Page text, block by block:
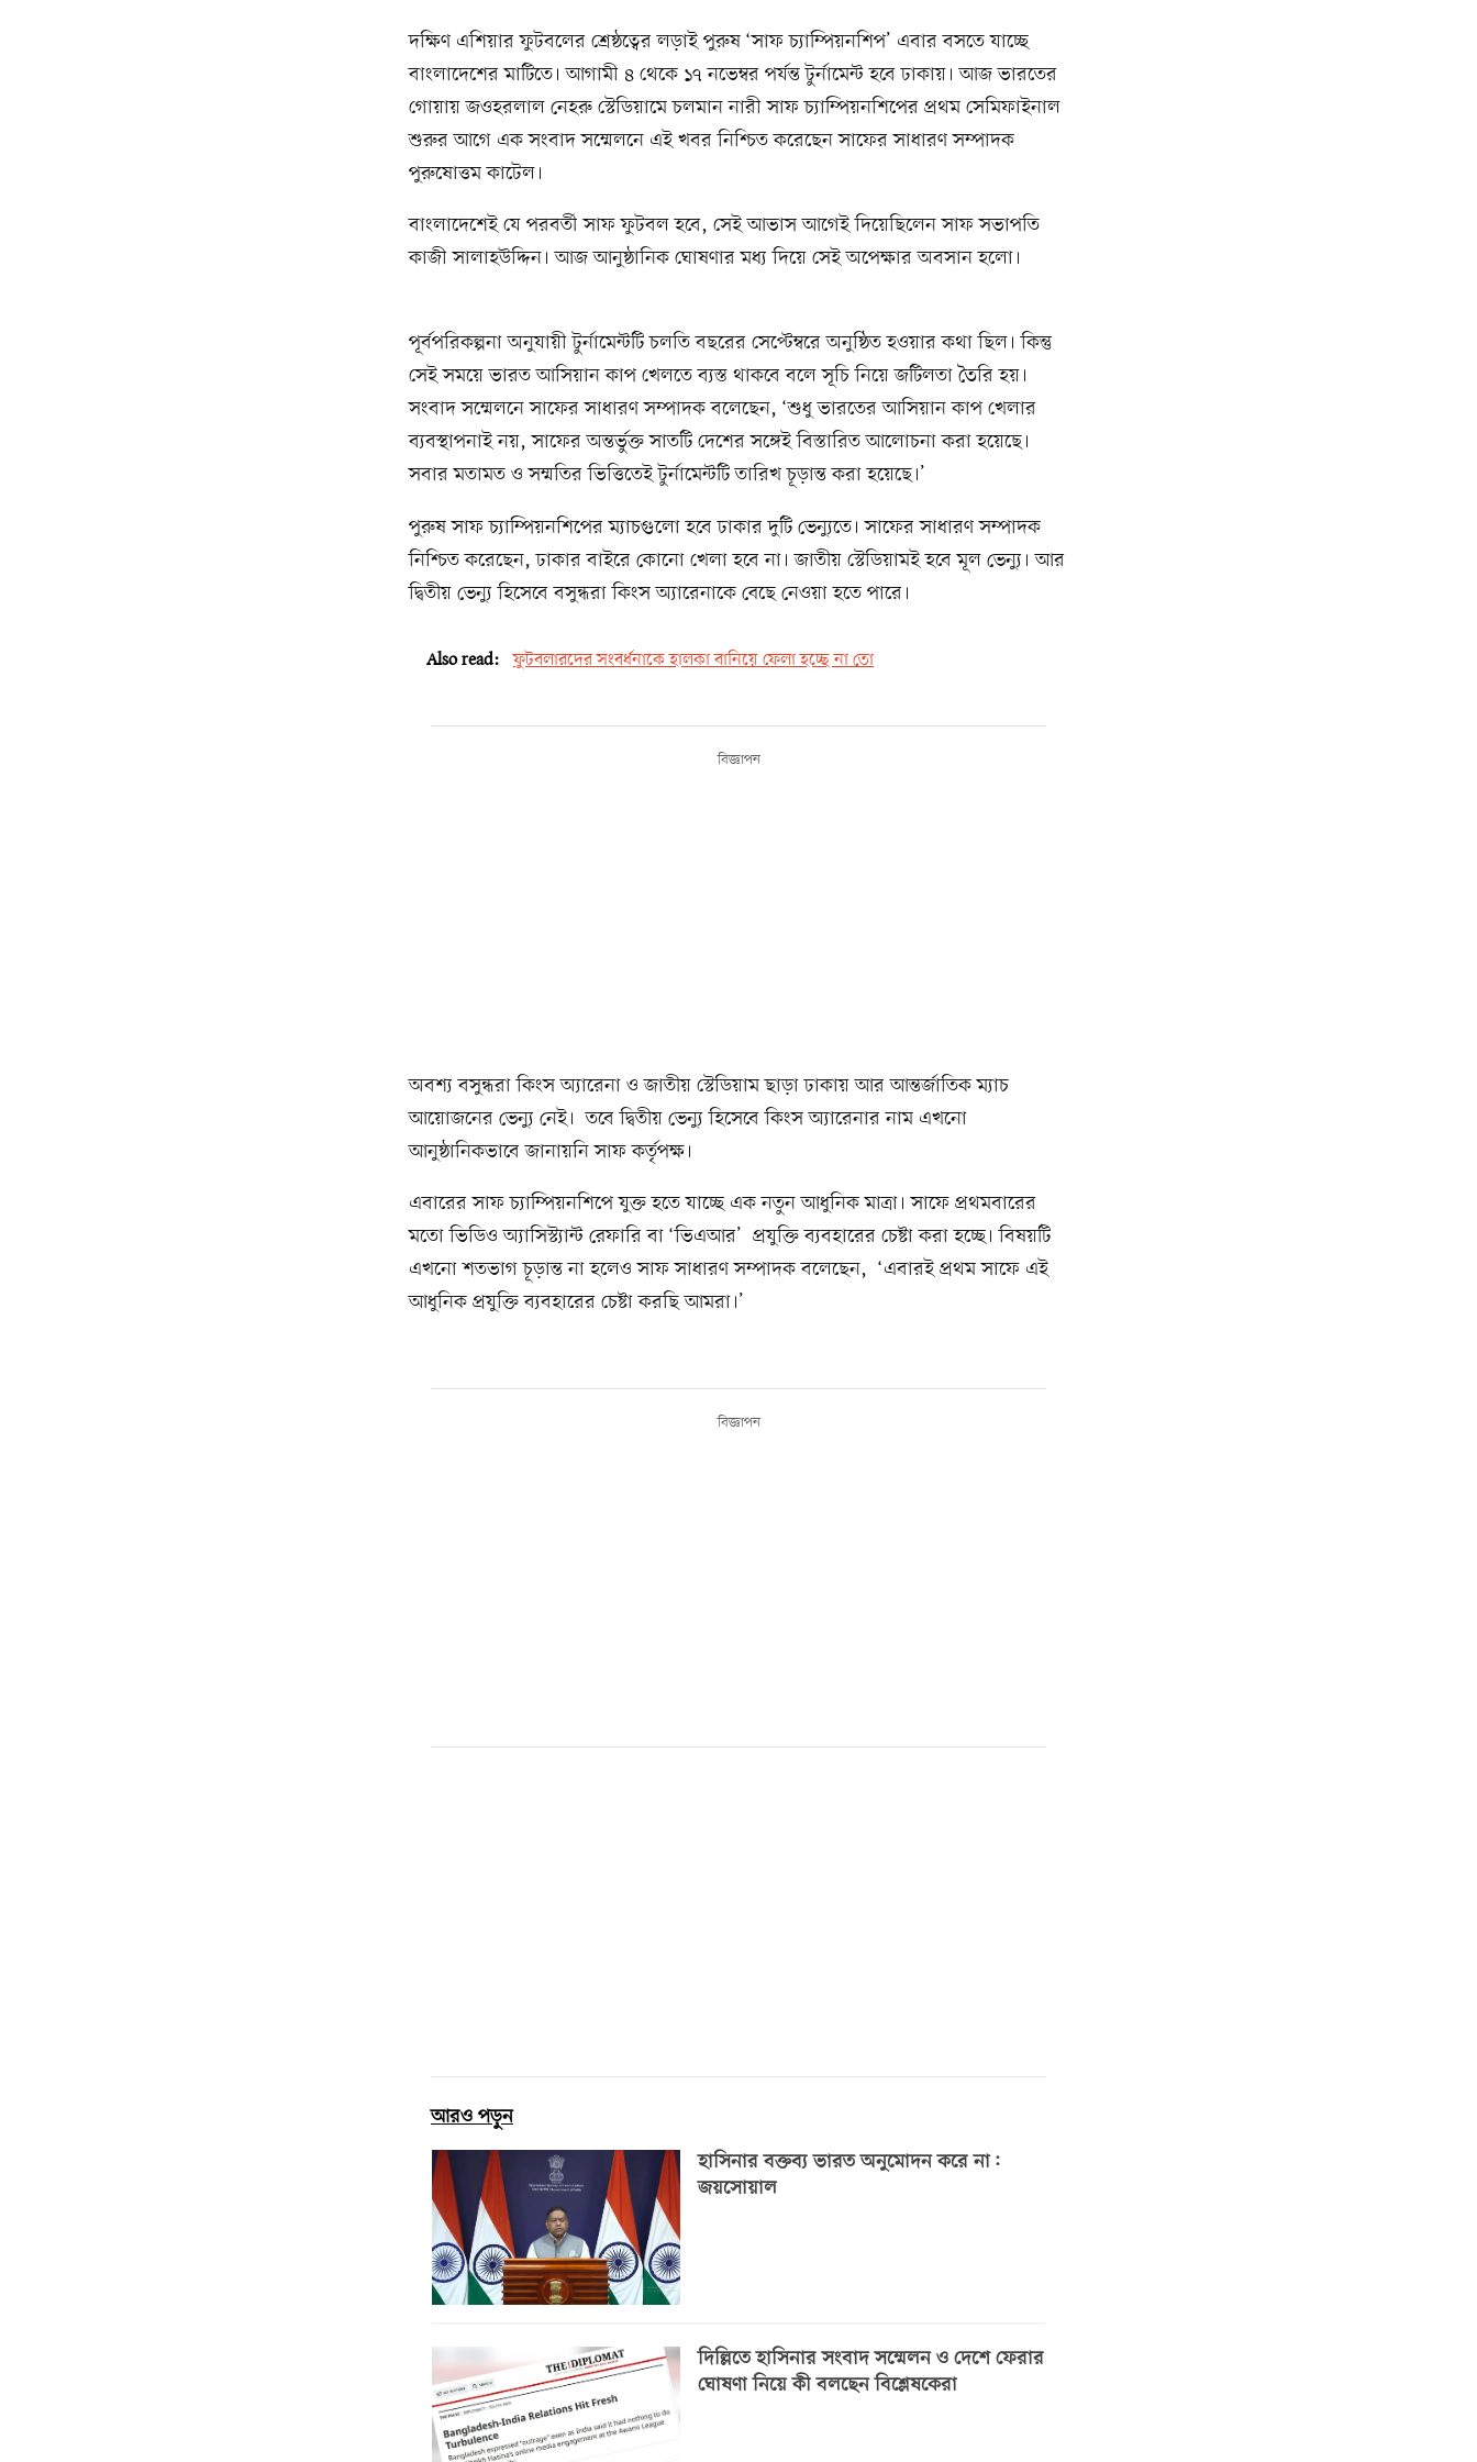
দক্ষিণ এশিয়ার ফুটবলের শ্রেষ্ঠত্বের লড়াই পুরুষ ‘সাফ চ্যাম্পিয়নশিপ’ এবার বসতে যাচ্ছে
বাংলাদেশের মাটিতে। আগামী ৪ থেকে ১৭ নভেম্বর পর্যন্ত টুর্নামেন্ট হবে ঢাকায়। আজ ভারতের
গোয়ায় জওহরলাল নেহরু স্টেডিয়ামে চলমান নারী সাফ চ্যাম্পিয়নশিপের প্রথম সেমিফাইনাল
শুরুর আগে এক সংবাদ সম্মেলনে এই খবর নিশ্চিত করেছেন সাফের সাধারণ সম্পাদক
পুরুষোত্তম কাটেল।
বাংলাদেশেই যে পরবর্তী সাফ ফুটবল হবে, সেই আভাস আগেই দিয়েছিলেন সাফ সভাপতি
কাজী সালাহউদ্দিন। আজ আনুষ্ঠানিক ঘোষণার মধ্য দিয়ে সেই অপেক্ষার অবসান হলো।
পূর্বপরিকল্পনা অনুযায়ী টুর্নামেন্টটি চলতি বছরের সেপ্টেম্বরে অনুষ্ঠিত হওয়ার কথা ছিল। কিন্তু
সেই সময়ে ভারত আসিয়ান কাপ খেলতে ব্যস্ত থাকবে বলে সূচি নিয়ে জটিলতা তৈরি হয়।
সংবাদ সম্মেলনে সাফের সাধারণ সম্পাদক বলেছেন, ‘শুধু ভারতের আসিয়ান কাপ খেলার
ব্যবস্থাপনাই নয়, সাফের অন্তর্ভুক্ত সাতটি দেশের সঙ্গেই বিস্তারিত আলোচনা করা হয়েছে।
সবার মতামত ও সম্মতির ভিত্তিতেই টুর্নামেন্টটি তারিখ চূড়ান্ত করা হয়েছে।’
পুরুষ সাফ চ্যাম্পিয়নশিপের ম্যাচগুলো হবে ঢাকার দুটি ভেন্যুতে। সাফের সাধারণ সম্পাদক
নিশ্চিত করেছেন, ঢাকার বাইরে কোনো খেলা হবে না। জাতীয় স্টেডিয়ামই হবে মূল ভেন্যু। আর
দ্বিতীয় ভেন্যু হিসেবে বসুন্ধরা কিংস অ্যারেনাকে বেছে নেওয়া হতে পারে।
Also read: ফুটবলারদের সংবর্ধনাকে হালকা বানিয়ে ফেলা হচ্ছে না তো
বিজ্ঞাপন
অবশ্য বসুন্ধরা কিংস অ্যারেনা ও জাতীয় স্টেডিয়াম ছাড়া ঢাকায় আর আন্তর্জাতিক ম্যাচ
আয়োজনের ভেন্যু নেই। তবে দ্বিতীয় ভেন্যু হিসেবে কিংস অ্যারেনার নাম এখনো
আনুষ্ঠানিকভাবে জানায়নি সাফ কর্তৃপক্ষ।
এবারের সাফ চ্যাম্পিয়নশিপে যুক্ত হতে যাচ্ছে এক নতুন আধুনিক মাত্রা। সাফে প্রথমবারের
মতো ভিডিও অ্যাসিস্ট্যান্ট রেফারি বা ‘ভিএআর’ প্রযুক্তি ব্যবহারের চেষ্টা করা হচ্ছে। বিষয়টি
এখনো শতভাগ চূড়ান্ত না হলেও সাফ সাধারণ সম্পাদক বলেছেন, ‘এবারই প্রথম সাফে এই
আধুনিক প্রযুক্তি ব্যবহারের চেষ্টা করছি আমরা।’
বিজ্ঞাপন
আরও পড়ুন
হাসিনার বক্তব্য ভারত অনুমোদন করে না:
জয়সোয়াল
দিল্লিতে হাসিনার সংবাদ সম্মেলন ও দেশে ফেরার
ঘোষণা নিয়ে কী বলছেন বিশ্লেষকেরা